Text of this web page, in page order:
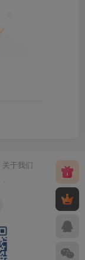
关于我们
·